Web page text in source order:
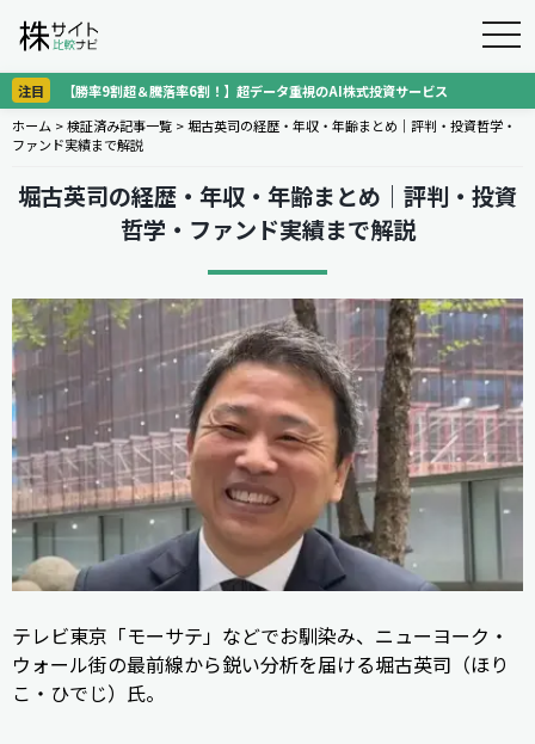
注目
【勝率9割超＆騰落率6割！】超データ重視のAI株式投資サービス
ホーム >検証済み記事一覧 >堀古英司の経歴・年収・年齢まとめ｜評判・投資哲学・
ファンド実績まで解説
堀古英司の経歴・年収・年齢まとめ｜評判・投資
哲学・ファンド実績まで解説
テレビ東京「モーサテ」などでお馴染み、ニューヨーク・
ウォール街の最前線から鋭い分析を届ける堀古英司（ほり
こ・ひでじ）氏。